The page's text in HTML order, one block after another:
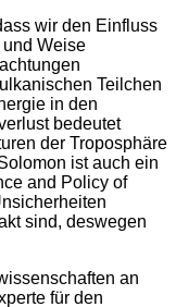
wir den Einfluss
Weise
Teilchen
in den
bedeutet
der Troposphäre
ist auch ein
and Policy of
sind, deswegen
an
für den